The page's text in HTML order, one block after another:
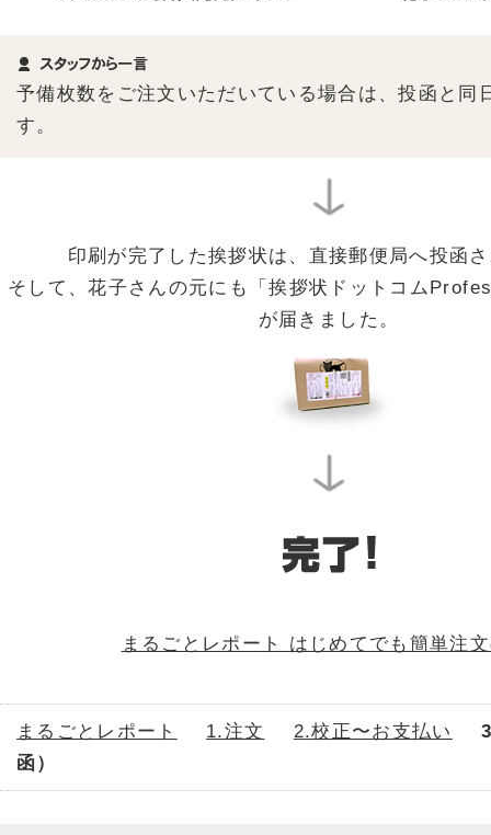
予備枚数をご注文いただいている場合は、投函と同
す。
印刷が完了した挨拶状は、直接郵便局へ投函
そして、花子さんの元にも「挨拶状ドットコム
が届きました。
まるごとレポート はじめてでも簡単注
まるごとレポート 1.注文 2.校正〜お支払い
函）